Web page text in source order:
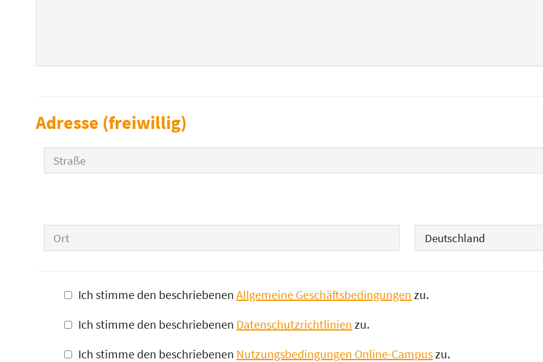
Adresse (freiwillig)
Straße
Ich stimme den beschriebenenAllgemeine Geschäftsbedingungen zu.
Ich stimme den beschriebenen Datenschutzrichtlinien zu.
Ich stimme den beschriebenen Nutzungsbedingungen Online-Campuszu.